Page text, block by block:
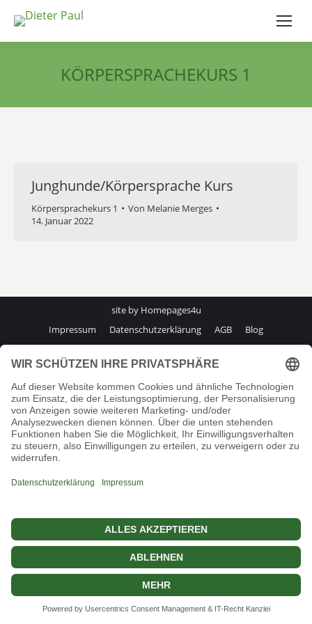
KÖRPERSPRACHEKURS 1
Junghunde/Körpersprache Kurs
Körpersprachekurs 1 Von Melanie Merges
14. Januar 2022
site by Homepages4u
Impressum
Datenschutzerklärung AGB Blog